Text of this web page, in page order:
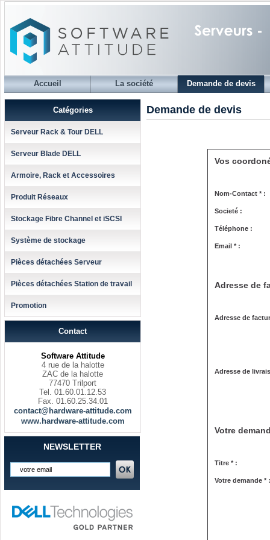
Accueil La société Demande de devis
Catégories
Serveur Rack & Tour DELL
Serveur Blade DELL
Armoire, Rack et Accessoires
Produit Réseaux
Stockage Fibre Channel et iSCSI
Système de stockage
Pièces détachées Serveur
Pièces détachées Station de travail
Promotion
Contact
Software Attitude
4 rue de la halotte
ZAC de la halotte
77470 Trilport
Tel. 01.60.01.12.53
Fax. 01.60.25.34.01
contact@hardware-attitude.com
www.hardware-attitude.com
NEWSLETTER
Demande de devis
Vos
Nom-Contact * :
Societé :
Téléphone :
Email * :
Adresse de
Adresse de
Adresse de
Votre
Titre * :
Votre demande * :